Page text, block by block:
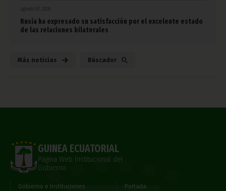
agosto 07, 2026
Rusia ha expresado su satisfacción por el excelente estado
de las relaciones bilaterales
Más noticias Búscador
GUINEA ECUATORIAL
Página Web Institucional del
Gobierno
Gobierno e Instituciones
Portada